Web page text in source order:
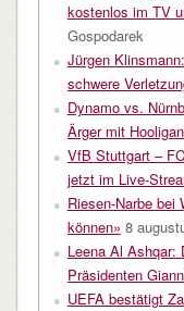
kostenlos im TV
Gospodarek
Jürgen
schwere
Dynamo vs.
Ärger mit
VfB Stuttgart –
jetzt im Live-
Riesen-Narbe bei
können» 8
Leena Al Ashqar:
Präsidenten
UEFA bestätigt